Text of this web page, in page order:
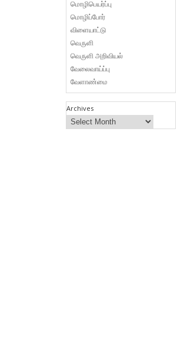
மொழிபெயர்ப்பு
மொழிப்போர்
விளையாட்டு
வெருளி
வெருளி அறிவியல்
வேலைவாய்ப்பு
வேளாண்மை
Archives